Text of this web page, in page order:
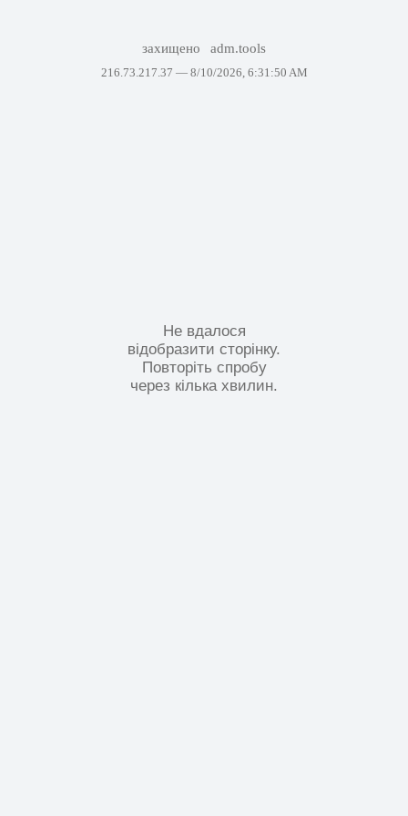
захищено adm.tools
216.73.217.37 — 8/10/2026, 6:31:50 AM
Не вдалося
відобразити сторінку.
Повторіть спробу
через кілька хвилин.